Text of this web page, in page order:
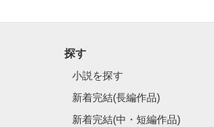
探す
小説を探す
新着完結(長編作品)
新着完結(中・短編作品)